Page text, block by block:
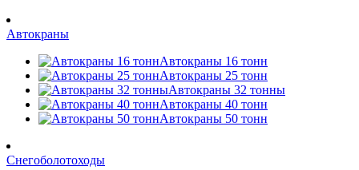
Автокраны
Автокраны 16 тонн
Автокраны 25 тонн
Автокраны 32 тонны
Автокраны 40 тонн
Автокраны 50 тонн
Снегоболотоходы